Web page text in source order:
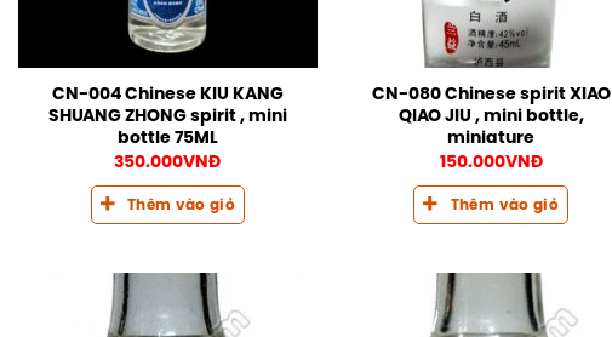
CN-004 Chinese KIU KANG
SHUANG ZHONG spirit , mini
bottle 75ML
350.000VNĐ
Thêm vào giỏ
CN-080 Chinese spirit XIAO
QIAO JIU , mini bottle,
miniature
150.000VNĐ
Thêm vào giỏ